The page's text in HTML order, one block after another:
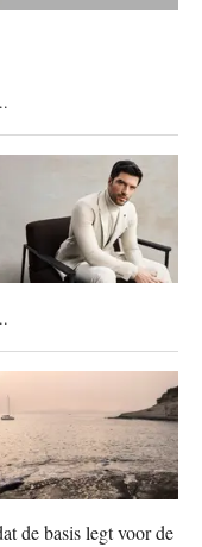
de basis legt voor de